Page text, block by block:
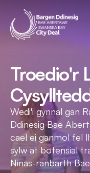
Troedio'r
Wedi'i gynnal gan
Ddinesig Bae
cael ei ganmol fel
sylw at botensial
Ninas-ranbarth